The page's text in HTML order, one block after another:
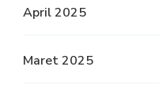
April 2025
Maret 2025